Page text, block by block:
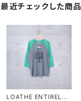
最近チェックした商品
LOATHE ENTIRELY